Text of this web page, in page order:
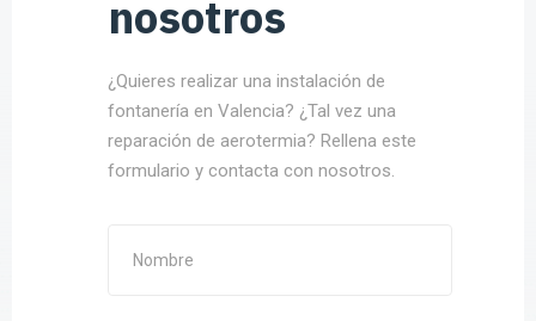
nosotros
¿Quieres realizar una instalación de
fontanería en Valencia? ¿Tal vez una
reparación de aerotermia? Rellena este
formulario y contacta con nosotros.